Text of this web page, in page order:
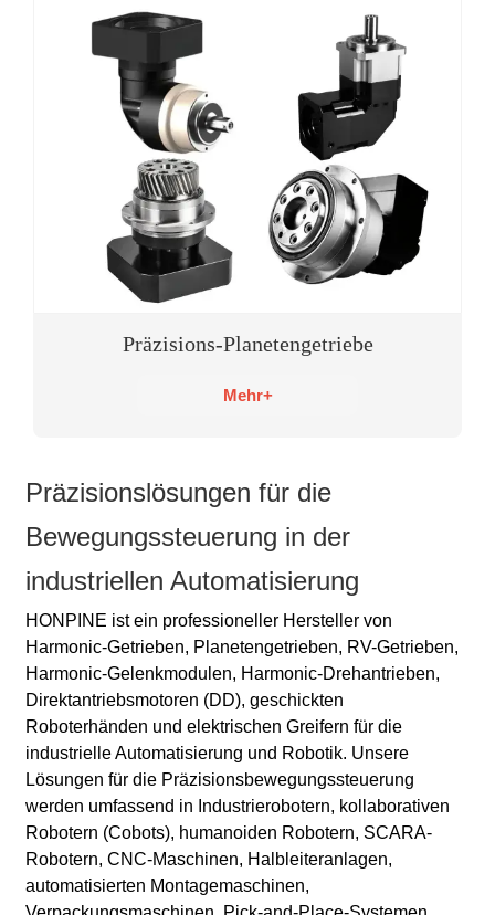
Präzisions-Planetengetriebe
Mehr+
Präzisionslösungen für die
Bewegungssteuerung in der
industriellen Automatisierung
HONPINE ist ein professioneller Hersteller von
Harmonic-Getrieben, Planetengetrieben, RV-Getrieben,
Harmonic-Gelenkmodulen, Harmonic-Drehantrieben,
Direktantriebsmotoren (DD), geschickten
Roboterhänden und elektrischen Greifern für die
industrielle Automatisierung und Robotik. Unsere
Lösungen für die Präzisionsbewegungssteuerung
werden umfassend in Industrierobotern, kollaborativen
Robotern (Cobots), humanoiden Robotern, SCARA-
Robotern, CNC-Maschinen, Halbleiteranlagen,
automatisierten Montagemaschinen,